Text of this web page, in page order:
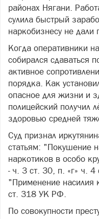
районах Нягани.
сулила быстрый
наркобизнесу не дали
Когда оперативники
собирался сдаваться
активное
порядка. Как
опасное для жизни и
полицейский получил
здоровью средней
Суд признал
статьям: "Покушение
наркотиков в особо
- ч. 3 ст. 30, п. «г» ч.
"Применение насилия
ст. 318 УК РФ.
По совокупности